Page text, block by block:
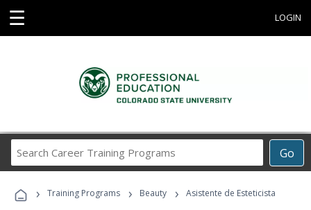
☰ LOGIN
Go
Career
Programs
› Training Programs › Beauty › Asistente de Esteticista